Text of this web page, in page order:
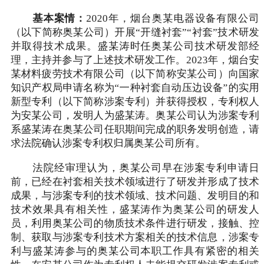
基本案情：2020年，烟台奥某电器设备有限公司
（以下简称奥某公司）开展“开缝衬套”“衬套”技术研发
并取得技术成果。盛某涛时任奥某公司技术研发部经
理，主持并参与了上述技术研发工作。2023年，烟台安
某材料疲劳技术有限公司（以下简称安某公司）向国家
知识产权局申请名称为“一种衬套自动压边设备”的实用
新型专利（以下简称涉案专利）并获得授权，专利权人
为安某公司，发明人为盛某涛。奥某公司认为涉案专利
系盛某涛在奥某公司任职期间完成的职务发明创造，请
求法院确认涉案专利权归属奥某公司所有。
法院经审理认为，奥某公司早在涉案专利申请日
前，已经在衬套相关技术领域进行了研发并形成了技术
成果，与涉案专利的技术领域、技术问题、发明目的和
技术效果具有相关性，盛某涛作为奥某公司的研发人
员，利用奥某公司的物质技术条件进行研发，接触、控
制、获取与涉案专利技术方案相关的技术信息，涉案专
利与盛某涛参与的奥某公司本职工作具有紧密的相关